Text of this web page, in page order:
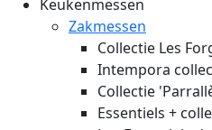
Keukenmessen
Zakmessen
Collectie Les
Intempora
Collectie
Essentiels +